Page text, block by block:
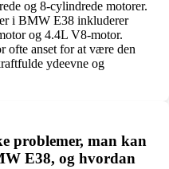
og 8-cylindrede motorer.
i BMW E38 inkluderer
og 4.4L V8-motor.
ofte anset for at være den
ydeevne og
problemer, man kan
E38, og hvordan